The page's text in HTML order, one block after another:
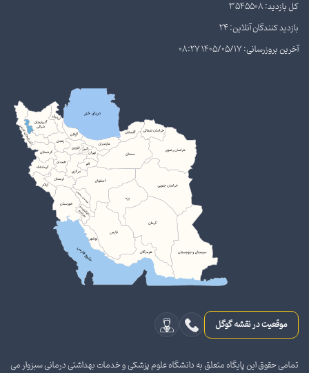
کل بازدید: 3545508
بازدید کنندگان آنلاین: 24
آخرین بروزرسانی: 1405/05/17 08:27
موقعیت در نقشه گوگل
تمامی حقوق این پایگاه متعلق به دانشگاه علوم پزشکی و خدمات بهداشتی درمانی سبزوار می